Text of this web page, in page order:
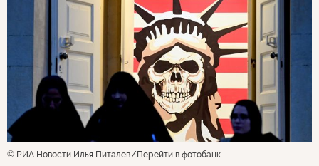
© РИА Новости Илья Питалев Перейти в фотобанк